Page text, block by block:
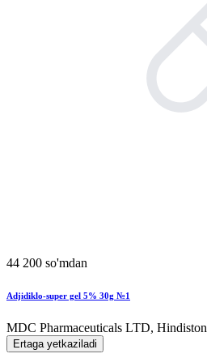
44 200 so'mdan
Adjidiklo-super gel 5% 30g №1
MDC Pharmaceuticals LTD, Hindiston
Ertaga yetkaziladi